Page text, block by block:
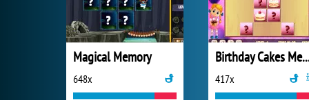
Magical Memory
648x
Birthday
417x